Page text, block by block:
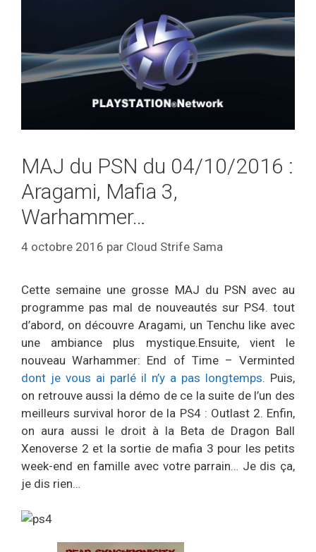
MAJ du PSN du 04/10/2016 :
Aragami, Mafia 3,
Warhammer…
4 octobre 2016 par Cloud Strife Sama
Cette semaine une grosse MAJ du PSN avec au
programme pas mal de nouveautés sur PS4. tout
d’abord, on découvre Aragami, un Tenchu like avec
une ambiance plus mystique.Ensuite, vient le
nouveau Warhammer: End of Time – Verminted
dont je vous ai parlé il n’y a pas longtemps. Puis,
on retrouve aussi la démo de ce la suite de l’un des
meilleurs survival horor de la PS4 : Outlast 2. Enfin,
on aura aussi le droit à la Beta de Dragon Ball
Xenoverse 2 et la sortie de mafia 3 pour les petits
week-end en famille avec votre parrain… Je dis ça,
je dis rien…